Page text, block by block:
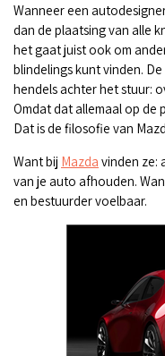
Wanneer een
dan de plaatsing van alle
het gaat juist ook om
blindelings kunt vinden.
hendels achter het stuur:
Omdat dat allemaal op de
Dat is de filosofie van
Want bij Mazda vinden ze:
van je auto afhouden.
en bestuurder voelbaar.